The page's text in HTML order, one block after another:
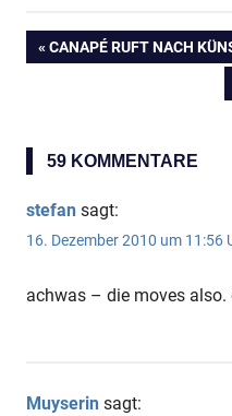
VORHERIGER
CANAPÉ RUFT NACH
59 KOMMENTARE
stefan sagt:
16. Dezember 2010 um 11:56
achwas – die moves also.
Muyserin sagt: